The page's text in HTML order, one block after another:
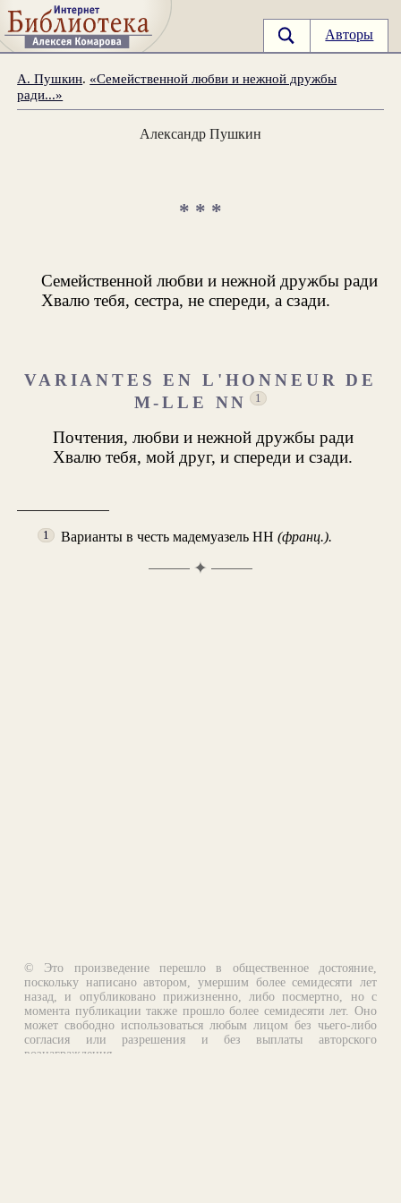
Авторы
А. Пушкин. «Семейственной любви и нежной дружбы
ради...»
Александр Пушкин
* * *
Семейственной любви и нежной дружбы ради
Хвалю тебя, сестра, не спереди, а сзади.
VARIANTES EN L'HONNEUR DE
M-LLE NN
1
Почтения, любви и нежной дружбы ради
Хвалю тебя, мой друг, и спереди и сзади.
1 Варианты в честь мадемуазель НН(франц.).
✦
© Это произведение перешло в общественное достояние,
поскольку написано автором, умершим более семидесяти лет
назад, и опубликовано прижизненно, либо посмертно, но с
момента публикации также прошло более семидесяти лет. Оно
может свободно использоваться любым лицом без чьего-либо
согласия или разрешения и без выплаты авторского
вознаграждения.